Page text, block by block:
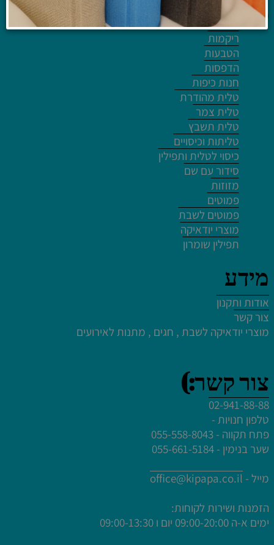
קטלוג
ריקמות
הטבעות
הדפסות
חנות כיפות
טלית מהודרת
טלית צמר
טלית תשבץ
טליתות וכיסויים
כיסוי לטלית ותפילין
סידור עם שם
מזוזות
פמוטים
פמוטים לשבת
מוצרי יודאיקה
תפילין שומרון
מידע
אודות ותקנון
צור קשר
מוצרי יודאיקה לשבת , חגים , מתנות לאירועים
צור קשר:)
02-941-88-88
טלפון חנויות -
פתח תקווה - 055-558-8043
שער בנימין - 055-661-5184
מייל - office@kipapa.co.il
הזמנות ושירות לקוחות:
ימים א-ה 09:00-20:00 יום ו 09:00-13:30
לחץ פעמיים לעריכת הטקסט
לחץ פעמיים לעריכת הטקסט
לחץ פעמיים לעריכת הטקסט
לחץ כאן
לחץ פעמיים לעריכת הטקסט
לחץ פעמיים לעריכת הטקסט
לחץ פעמיים לעריכת הטקסט
לחץ פעמיים לעריכת הטקסט